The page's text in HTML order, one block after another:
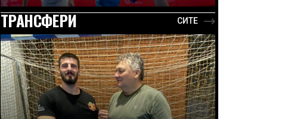
ТРАНСФЕРИ СИТЕ